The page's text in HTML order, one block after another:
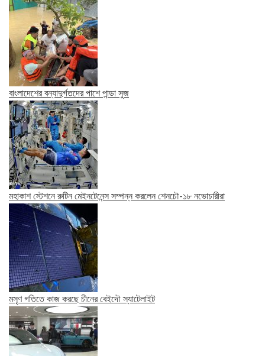
বাংলাদেশের বন্যাদুর্গতদের পাশে পান্ডা সুজ
মহাকাশ স্টেশনে রুটিন মেইনটেনেন্স সম্পন্ন করলেন শেনচৌ-১৮ নভোচারীরা
মসৃণ গতিতে কাজ করছে চীনের বেইদৌ স্যাটেলাইট